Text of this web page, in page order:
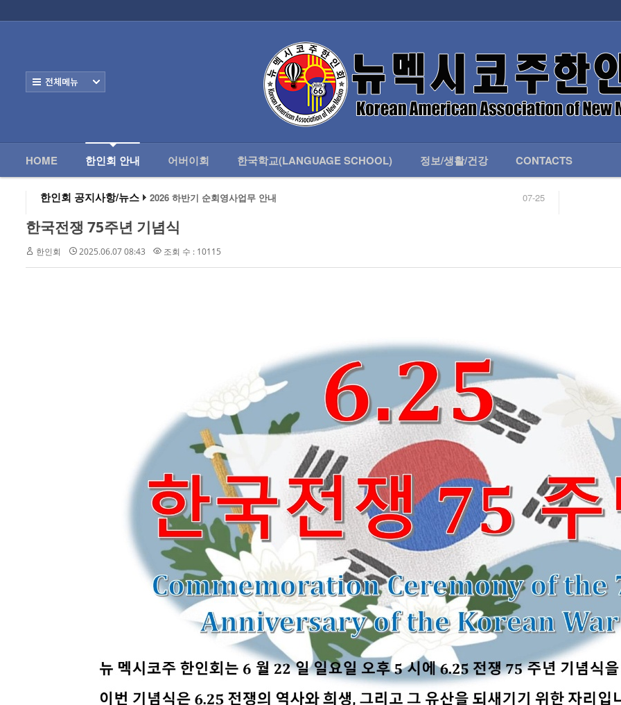
HOME 한인회 안내 어버이회 한국학교(LANGUAGE SCHOOL) 정보/생활/건강 CONTACTS
한인회 공지사항/뉴스 07-25
2026 하반기 순회영사업무 안내
2026 미주한인회장대회
왕과 사는 남자 앨버커키에서 영화 상영합니다.
알버커키 감리교회 부흥회 조영진 목사님
2026 하반기 순회영사업무 안내
한국전쟁 75주년 기념식
한인회 2025.06.07 08:43 조회 수 : 10115
한인회 안내
- 한인회 연혁
- 한인회소식/공지사항
- Event Photos